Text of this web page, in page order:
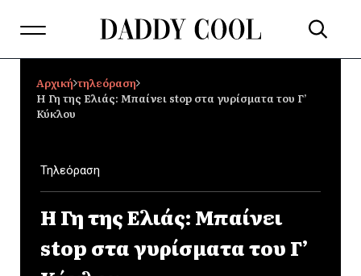
Αρχική τηλεόραση
Η Γη της Ελιάς: Μπαίνει stop στα γυρίσματα του Γ’
Κύκλου
Τηλεόραση
Η Γη της Ελιάς: Μπαίνει
stop στα γυρίσματα του Γ’